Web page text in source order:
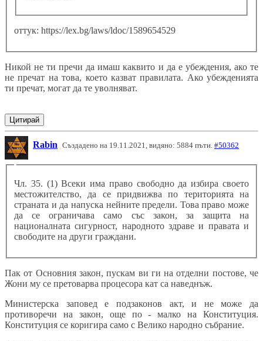
оттук: https://lex.bg/laws/ldoc/1589654529
Никой не ти пречи да имаш каквито и да е убеждения, ако те
не пречат на това, което казват правилата. Ако убежденията
ти пречат, могат да те уволняват.
Цитирай
Rabin Създадено на 19.11.2021, видяно: 5884 пъти. #50362
Чл. 35. (1) Всеки има право свободно да избира своето
местожителство, да се придвижва по територията на
страната и да напуска нейните предели. Това право може
да се ограничава само със закон, за защита на
националната сигурност, народното здраве и правата и
свободите на други граждани.
Пак от Основния закон, пускам ви ги на отделни постове, че
Жони му се претоварва процесора кат са наведнъж.
Министерска заповед е подзаконов акт, и не може да
противоречи на закон, още по - малко на Конституция.
Конституция се коригира само с Велико народно събрание.